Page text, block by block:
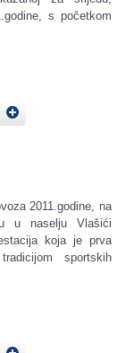
s početkom
2011.godine, na
u naselju Vlašići
koja je prva
sportskih